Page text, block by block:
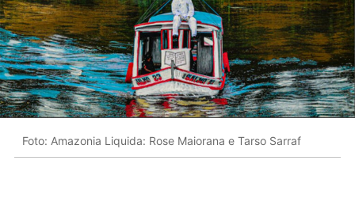
Foto: Amazonia Liquida: Rose Maiorana e Tarso Sarraf